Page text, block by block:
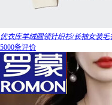
优衣库羊绒圆领针织衫/长袖女装毛
5000条评价